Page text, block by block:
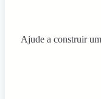
Ajude a construir